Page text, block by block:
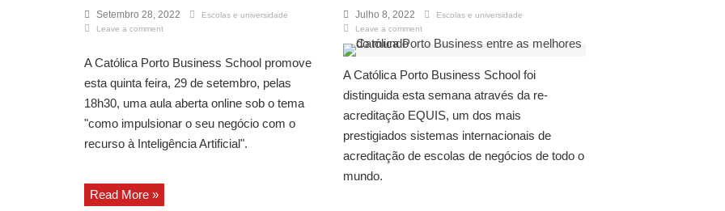
Setembro 28, 2022
Escolas e universidade
Leave a comment
A Católica Porto Business School promove
esta quinta feira, 29 de setembro, pelas
18h30, uma aula aberta online sob o tema
"como impulsionar o seu negócio com o
recurso à Inteligência Artificial".
Read More »
Julho 8, 2022
Escolas e universidade
Leave a comment
A Católica Porto Business School foi
distinguida esta semana através da re-
acreditação EQUIS, um dos mais
prestigiados sistemas internacionais de
acreditação de escolas de negócios de todo o
mundo.